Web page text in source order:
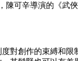
可辛導演的《武
對創作的束縛和